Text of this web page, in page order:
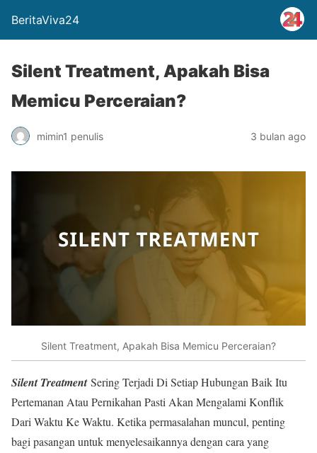
BeritaViva24
Silent Treatment, Apakah Bisa
Memicu Perceraian?
mimin1 penulis 3 bulan ago
Silent Treatment, Apakah Bisa Memicu Perceraian?
Silent TreatmentSering Terjadi Di Setiap Hubungan Baik Itu
Pertemanan Atau Pernikahan Pasti Akan Mengalami Konflik
Dari Waktu Ke Waktu. Ketika permasalahan muncul, penting
bagi pasangan untuk menyelesaikannya dengan cara yang